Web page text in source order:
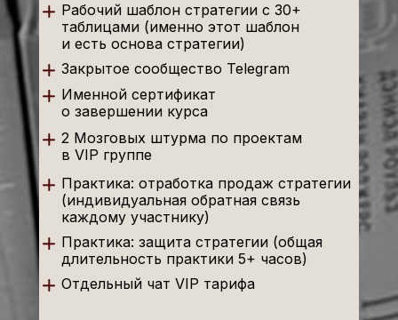
Закрытое сообщество Telegram
2 Мозговых штурма по проектам
в VIP группе
Практика: защита стратегии (общая
длительность практики 5+ часов)
Рабочий шаблон стратегии с 30+
таблицами (именно этот шаблон
и есть основа стратегии)
Именной сертификат
о завершении курса
Практика: отработка продаж стратегии
(индивидуальная обратная связь
каждому участнику)
Отдельный чат VIP тарифа